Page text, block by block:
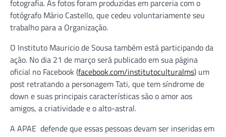
fotografia. As fotos foram produzidas em parceria com o
fotógrafo Mário Castello, que cedeu voluntariamente seu
trabalho para a Organização.
O Instituto Mauricio de Sousa também está participando da
ação. No dia 21 de março será publicado em sua página
oficial no Facebook (facebook.com/institutoculturalms) um
post retratando a personagem Tati, que tem síndrome de
down e suas principais características são o amor aos
amigos, a criatividade e o alto-astral.
A APAE defende que essas pessoas devam ser inseridas em